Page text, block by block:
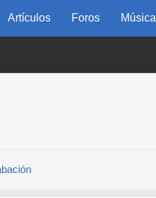
Artículos Foros Música